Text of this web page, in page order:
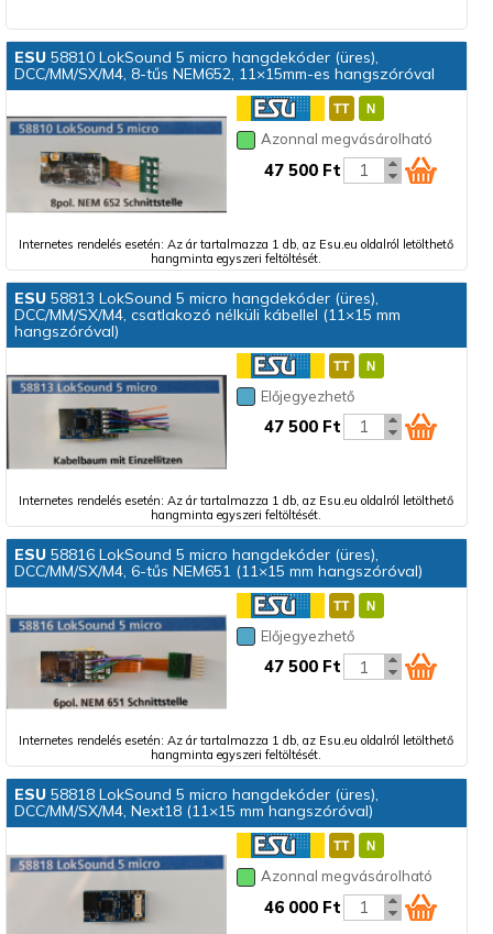
ESU58810 LokSound 5 micro hangdekóder (üres),
DCC/MM/SX/M4, 8-tűs NEM652, 11×15mm-es hangszóróval
Azonnal megvásárolható
47 500 Ft
Internetes rendelés esetén: Az ár tartalmazza 1 db, az Esu.eu oldalról letölthető
hangminta egyszeri feltöltését.
ESU58813 LokSound 5 micro hangdekóder (üres),
DCC/MM/SX/M4, csatlakozó nélküli kábellel (11×15 mm
hangszóróval)
Előjegyezhető
47 500 Ft
Internetes rendelés esetén: Az ár tartalmazza 1 db, az Esu.eu oldalról letölthető
hangminta egyszeri feltöltését.
ESU58816 LokSound 5 micro hangdekóder (üres),
DCC/MM/SX/M4, 6-tűs NEM651 (11×15 mm hangszóróval)
Előjegyezhető
47 500 Ft
Internetes rendelés esetén: Az ár tartalmazza 1 db, az Esu.eu oldalról letölthető
hangminta egyszeri feltöltését.
ESU58818 LokSound 5 micro hangdekóder (üres),
DCC/MM/SX/M4, Next18 (11×15 mm hangszóróval)
Azonnal megvásárolható
46 000 Ft